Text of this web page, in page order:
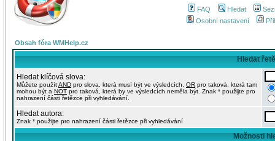
FAQ Hledat
Osobní nastavení
Obsah fóra WMHelp.cz
Hledat
Hledat klíčová slova:
Můžete použítAND pro slova, která musí být ve výsledcích, OR pro taková, která tam
mohou být a NOT pro taková, která by ve výsledcích neměla být. Znak * použijte pro
nahrazení části řetězce při vyhledávání.
Hledat autora:
Znak * použijte pro nahrazení části řetězce při vyhledávání
Možnosti